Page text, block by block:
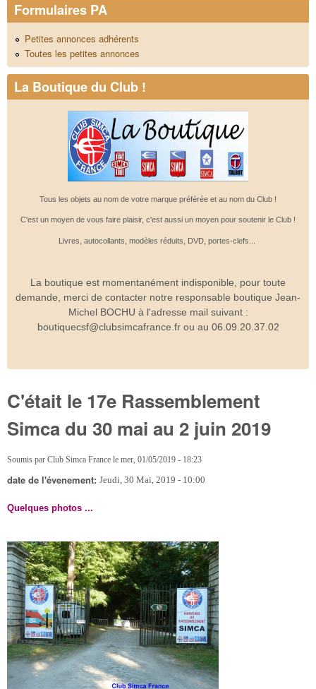
Formulaires PA
Petites annonces adhérents
Toutes les petites annonces
La Boutique du Club !
Tous les objets au nom de votre marque préférée et au nom du Club !
C'est un moyen de vous faire plaisir, c'est aussi un moyen pour soutenir le Club !
Livres, autocollants, modèles réduits, DVD, portes-clefs...
La boutique est momentanément indisponible, pour toute
demande, merci de contacter notre responsable boutique Jean-
Michel BOCHU à l'adresse mail suivant :
boutiquecsf@clubsimcafrance.fr ou au 06.09.20.37.02
C'était le 17e Rassemblement
Simca du 30 mai au 2 juin 2019
Soumis par Club Simca France le mer, 01/05/2019 - 18:23
date de l'évenement: Jeudi, 30 Mai, 2019 - 10:00
Quelques photos ...